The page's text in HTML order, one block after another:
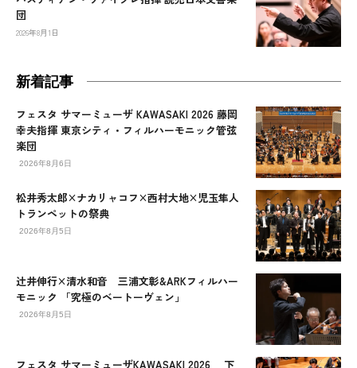
団
2026年8月1日
新着記事
フェスタ サマーミューザ KAWASAKI 2026 藤岡
幸夫指揮 東京シティ・フィルハーモニック管弦
楽団
2026年8月6日
松井秀太郎×ナカリャコフ×西村大地×児玉隼人
トランペットの祭典
2026年8月5日
辻󠄀井伸行×清水和音 三浦文彰&ARKフィルハー
モニック 「究極のベートーヴェン」
2026年8月5日
フェスタ サマーミューザKAWASAKI 2026 下